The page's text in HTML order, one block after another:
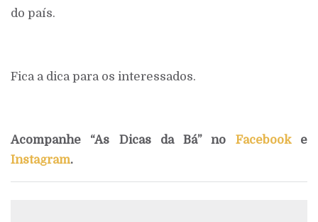
do país.
Fica a dica para os interessados.
Acompanhe “As Dicas da Bá” no Facebooke
Instagram.